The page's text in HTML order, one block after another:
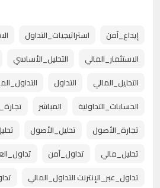
إيداع_آمن استراتيجيات_التداول
الاستثمار_المالي
التحليل_الأساسي
التحليل_المالي
التداول
الحسابات_التداولية
المباشر
تجارة_CFDs
تجارة_الأصول
تحليل_الأصول
تحليل_مالي
تداول_آمن
تداول_عبر_الإنترنت التداول_المالي